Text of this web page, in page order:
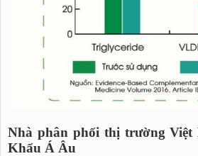
Nhà phân phối thị trường Việt
Khẩu Á Âu